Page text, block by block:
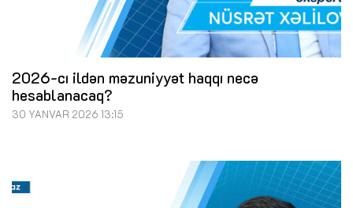
2026-cı ildən məzuniyyət haqqı necə
hesablanacaq?
30 YANVAR 2026 13:15